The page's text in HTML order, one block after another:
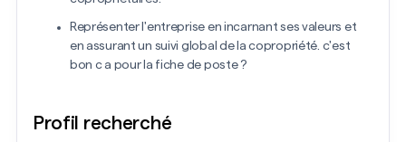
Représenter l'entreprise en incarnant ses valeurs et
en assurant un suivi global de la copropriété. c'est
bon c a pour la fiche de poste ?
Profil recherché